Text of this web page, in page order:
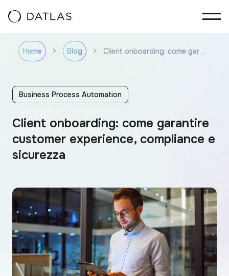
Home > Blog > Client onboarding: come garantire customer experience, compliance e sicurezza
Business Process Automation
Client onboarding: come garantire
customer experience, compliance e
sicurezza